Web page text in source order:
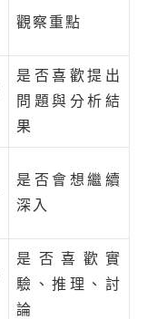
觀察重點
是否喜歡提出
問題與分析結
果
是否會想繼續
深入
是否喜歡實
驗、推理、討
論